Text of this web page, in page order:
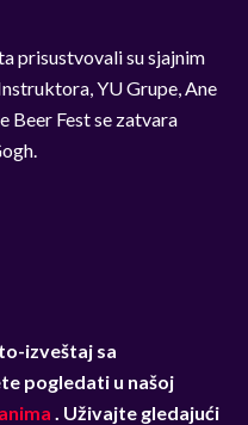
prisustvovali su sjajnim
YU Grupe, Ane
Beer Fest se zatvara
izveštaj sa
pogledati u našoj
. Uživajte gledajući